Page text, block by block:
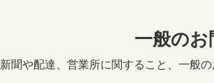
一般のお
新聞や配達、営業所に関すること、一般